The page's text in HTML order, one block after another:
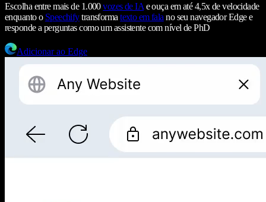
Escolha entre mais de 1.000vozes de IA e ouça em até 4,5x de velocidade
enquanto o Speechifytransformatexto em fala no seu navegador Edge e
responde a perguntas como um assistente com nível de PhD
Adicionar ao Edge